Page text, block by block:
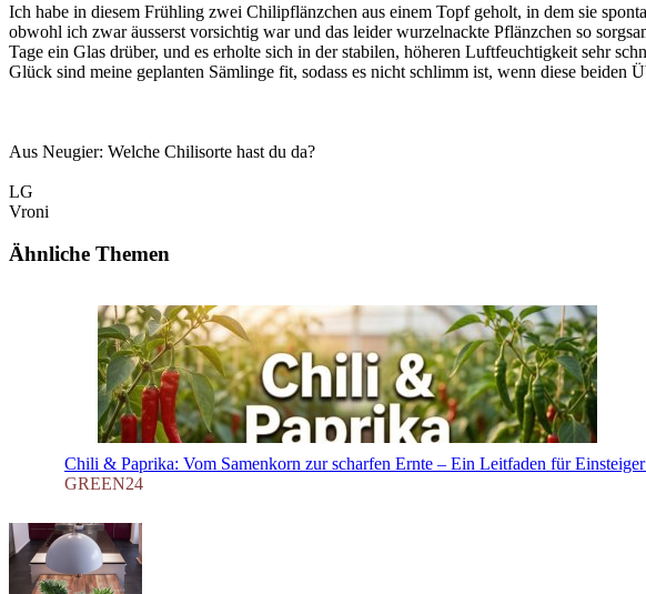
Ich habe in diesem Frühling zwei Chilipflänzchen aus einem Topf geholt, in dem sie
obwohl ich zwar äusserst vorsichtig war und das leider wurzelnackte Pflänzchen so
Tage ein Glas drüber, und es erholte sich in der stabilen, höheren Luftfeuchtigkeit sehr
Glück sind meine geplanten Sämlinge fit, sodass es nicht schlimm ist, wenn diese beiden
Aus Neugier: Welche Chilisorte hast du da?
LG
Vroni
Ähnliche Themen
Chili & Paprika: Vom Samenkorn zur scharfen Ernte – Ein Leitfaden für
GREEN24